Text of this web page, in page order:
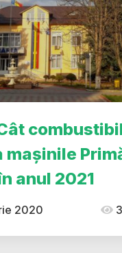
mașinile
anul 2021
2020